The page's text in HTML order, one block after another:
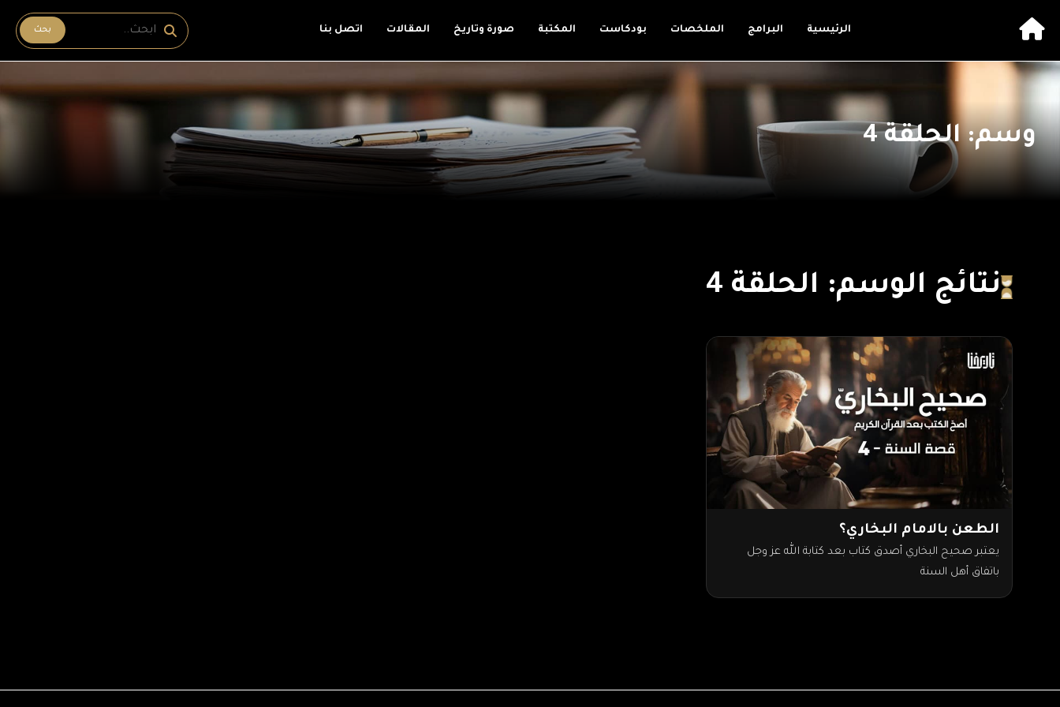
الرئيسية البرامج الملخصات بودكاست المكتبة صورة وتاريخ المقالات اتصل بنا بحث
وسم: الحلقة 4
نتائج الوسم: الحلقة 4
الطعن بالامام البخاري؟
يعتبر صحيح البخاري أصدق كتاب بعد كتابة الله عز وجل
باتفاق أهل السنة